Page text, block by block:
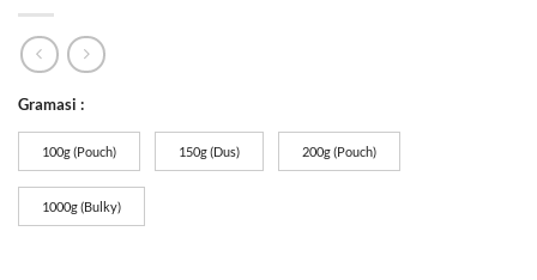
Gramasi :
100g (Pouch) 150g (Dus) 200g (Pouch)
1000g (Bulky)